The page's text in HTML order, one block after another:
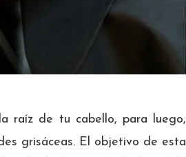
raíz de tu cabello, para luego,
grisáceas. El objetivo de esta